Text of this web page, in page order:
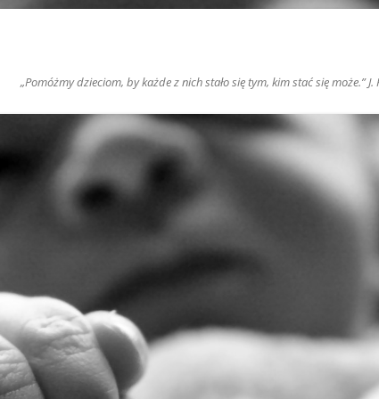
„Pomóżmy dzieciom, by każde z nich stało się tym, kim stać się może.” J.